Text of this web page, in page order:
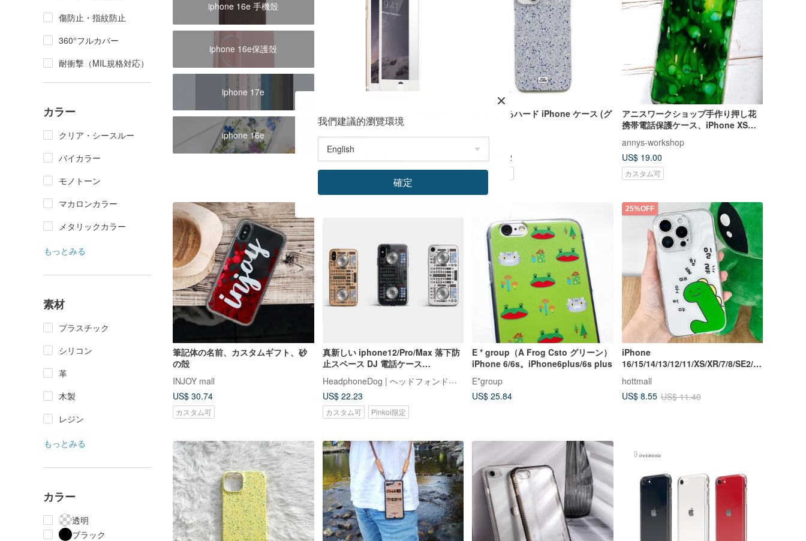
傷防止・指紋防止
360°フルカバー
耐衝撃（MIL規格対応）
カラー
クリア・シースルー
バイカラー
モノトーン
マカロンカラー
メタリックカラー
もっとみる
素材
プラスチック
シリコン
革
木製
レジン
もっとみる
カラー
透明
ブラック
iphone 16e 手機殼
iphone 16e保護殼
iphone 17e
iphone 16e
ロテクター iPhone 6 Plus/6s Plus
用
US$ 3.27
斑点のあるハード iPhone ケース (グ
US$ 23.02
カスタム可
アニスワークショップ手作り押し花
携帯電話保護ケース、iPhone XS、
annys-workshop
US$ 19.00
カスタム可
筆記体の名前、カスタムギフト、砂
の殻
INJOY mall
US$ 30.74
カスタム可
真新しい iphone12/Pro/Max 落下防
止スペース DJ 電話ケース
(i11/Xs/8/i7/6、samsung)
HeadphoneDog | ヘッドフォンドッグ
US$ 22.23
カスタム可 Pinkoi限定
E * group（A Frog Csto グリーン）
iPhone 6/6s。iPhone6plus/6s plus
E*group
US$ 25.84
25%OFF
iPhone
16/15/14/13/12/11/XS/XR/7/8/SE2/S
E3 恐竜透明携帯ケース
hottmall
US$ 8.55 US$ 11.40
我們建議的瀏覽環境
確定